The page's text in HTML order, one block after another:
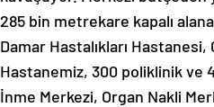
285 bin metrekare kapalı
Damar Hastalıkları
Hastanemiz, 300 poliklinik ve
İnme Merkezi, Organ Nakli